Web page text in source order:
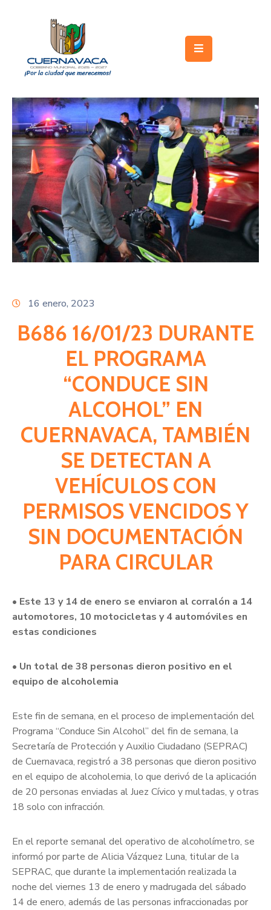
Gobierno
Turismo
Trámites
y
Servicios
Licitaciones
Transparencia
Directorio
16 enero, 2023
B686 16/01/23 DURANTE
EL PROGRAMA
“CONDUCE SIN
ALCOHOL” EN
CUERNAVACA, TAMBIÉN
SE DETECTAN A
VEHÍCULOS CON
PERMISOS VENCIDOS Y
SIN DOCUMENTACIÓN
PARA CIRCULAR
• Este 13 y 14 de enero se enviaron al corralón a 14
automotores, 10 motocicletas y 4 automóviles en
estas condiciones
• Un total de 38 personas dieron positivo en el
equipo de alcoholemia
Este fin de semana, en el proceso de implementación del
Programa “Conduce Sin Alcohol” del fin de semana, la
Secretaría de Protección y Auxilio Ciudadano (SEPRAC)
de Cuernavaca, registró a 38 personas que dieron positivo
en el equipo de alcoholemia, lo que derivó de la aplicación
de 20 personas enviadas al Juez Cívico y multadas, y otras
18 solo con infracción.
En el reporte semanal del operativo de alcoholímetro, se
informó por parte de Alicia Vázquez Luna, titular de la
SEPRAC, que durante la implementación realizada la
noche del viernes 13 de enero y madrugada del sábado
14 de enero, además de las personas infraccionadas por